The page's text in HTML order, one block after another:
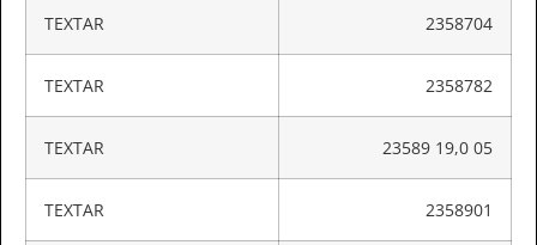
TEXTAR 2358704
TEXTAR 2358782
TEXTAR 23589 19,0 05
TEXTAR 2358901